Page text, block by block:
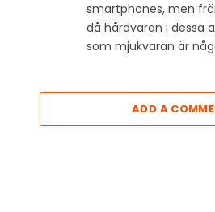
smartphones, men
då hårdvaran i dessa
som mjukvaran är
ADD A